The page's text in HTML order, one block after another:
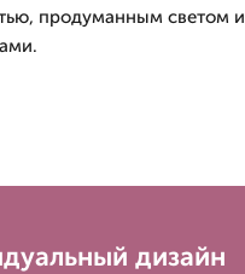
продуманным светом и
дизайн